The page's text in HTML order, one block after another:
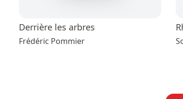
Derrière les arbres
Frédéric Pommier